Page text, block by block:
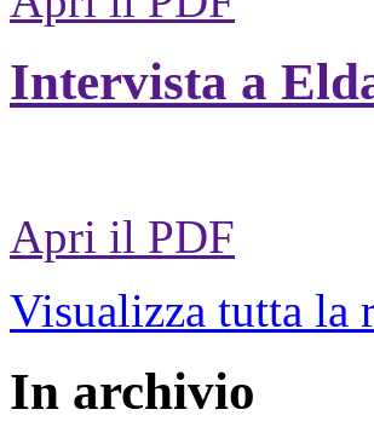
Intervista a
Apri il PDF
Visualizza tutta la
In archivio